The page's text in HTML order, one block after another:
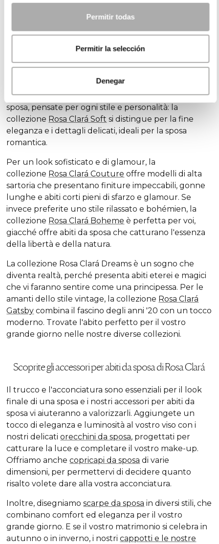
Permitir todas
Permitir la selección
Denegar
un'esperienza piacevole, grazie alla varietà di opzioni
disponibili, oppure un compito opprimente, a causa
dell'infinità di modelli disponibili. Noi di Rosa Clará
diversità delle spose e degli stili, in modo che tutte
possano trovare l'abito ideale per celebrare il loro
Scoprite le nostre esclusive collezioni di abiti da
sposa, pensate per ogni stile e personalità: la
collezione Rosa Clará Soft si distingue per la fine
eleganza e i dettagli delicati, ideali per la sposa
romantica.
Per un look sofisticato e di glamour, la
collezione Rosa Clará Couture offre modelli di alta
sartoria che presentano finiture impeccabili, gonne
lunghe e abiti corti pieni di sfarzo e glamour. Se
invece preferite uno stile rilassato e bohémien, la
collezione Rosa Clará Boheme è perfetta per voi,
giacché offre abiti da sposa che catturano l'essenza
della libertà e della natura.
La collezione Rosa Clará Dreams è un sogno che
diventa realtà, perché presenta abiti eterei e magici
che vi faranno sentire come una principessa. Per le
amanti dello stile vintage, la collezione Rosa Clará
Gatsby combina il fascino degli anni '20 con un tocco
moderno. Trovate l'abito perfetto per il vostro
grande giorno nelle nostre diverse collezioni.
Scoprite gli accessori per abiti da sposa di Rosa Clará
Il trucco e l'acconciatura sono essenziali per il look
finale di una sposa e i nostri accessori per abiti da
sposa vi aiuteranno a valorizzarli. Aggiungete un
tocco di eleganza e luminosità al vostro viso con i
nostri delicatiorecchini da sposa, progettati per
catturare la luce e completare il vostro make-up.
Offriamo anchecopricapi da sposa di varie
dimensioni, per permettervi di decidere quanto
risalto volete dare alla vostra acconciatura.
Inoltre, disegniamoscarpe da sposa in diversi stili, che
combinano comfort ed eleganza per il vostro
grande giorno. E se il vostro matrimonio si celebra in
autunno o in inverno, i nostricappotti e le nostre